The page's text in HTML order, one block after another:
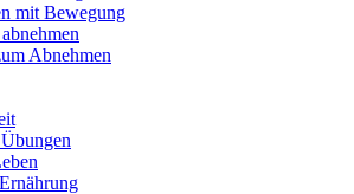
mit Bewegung
Abnehmen